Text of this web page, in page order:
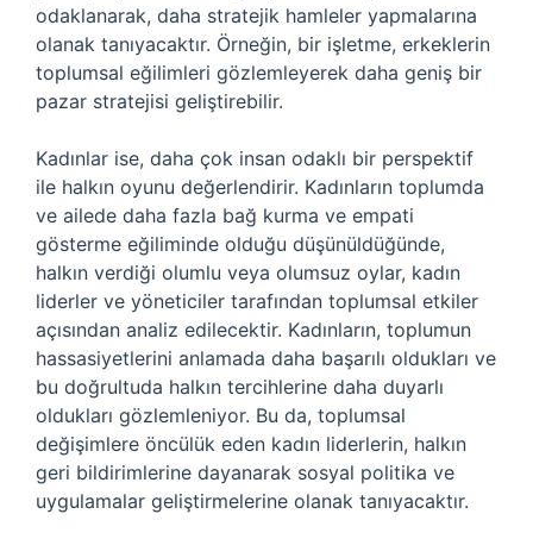
odaklanarak, daha stratejik hamleler yapmalarına
olanak tanıyacaktır. Örneğin, bir işletme, erkeklerin
toplumsal eğilimleri gözlemleyerek daha geniş bir
pazar stratejisi geliştirebilir.
Kadınlar ise, daha çok insan odaklı bir perspektif
ile halkın oyunu değerlendirir. Kadınların toplumda
ve ailede daha fazla bağ kurma ve empati
gösterme eğiliminde olduğu düşünüldüğünde,
halkın verdiği olumlu veya olumsuz oylar, kadın
liderler ve yöneticiler tarafından toplumsal etkiler
açısından analiz edilecektir. Kadınların, toplumun
hassasiyetlerini anlamada daha başarılı oldukları ve
bu doğrultuda halkın tercihlerine daha duyarlı
oldukları gözlemleniyor. Bu da, toplumsal
değişimlere öncülük eden kadın liderlerin, halkın
geri bildirimlerine dayanarak sosyal politika ve
uygulamalar geliştirmelerine olanak tanıyacaktır.